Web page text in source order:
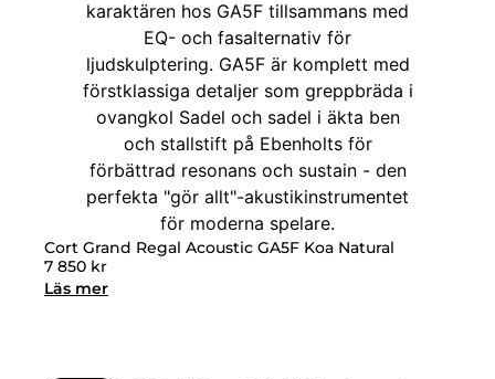
Cort Grand Regal Acoustic GA5F Koa Natural
7 850 kr
Läs mer